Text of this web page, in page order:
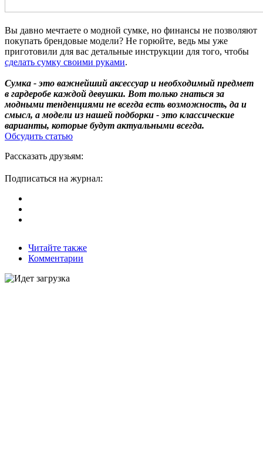
Вы давно мечтаете о модной сумке, но финансы не позволяют
покупать брендовые модели? Не горюйте, ведь мы уже
приготовили для вас детальные инструкции для того, чтобы
сделать сумку своими руками.
Сумка - это важнейший аксессуар и необходимый предмет
в гардеробе каждой девушки. Вот только гнаться за
модными тенденциями не всегда есть возможность, да и
смысл, а модели из нашей подборки - это классические
варианты, которые будут актуальными всегда.
Обсудить статью
Рассказать друзьям:
Подписаться на журнал:
Читайте также
Комментарии